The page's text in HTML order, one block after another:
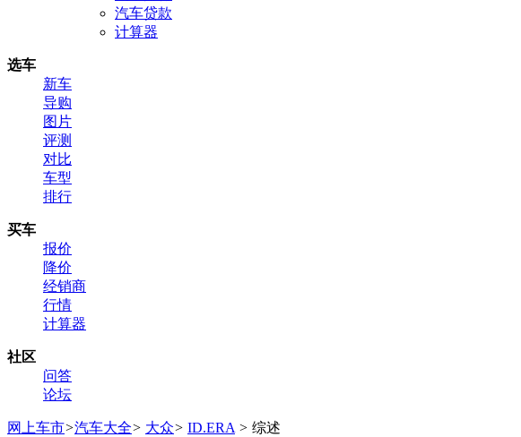
汽车贷款
计算器
选车
新车
导购
图片
评测
对比
车型
排行
买车
报价
降价
经销商
行情
计算器
社区
问答
论坛
网上车市>汽车大全> 大众> ID.ERA > 综述